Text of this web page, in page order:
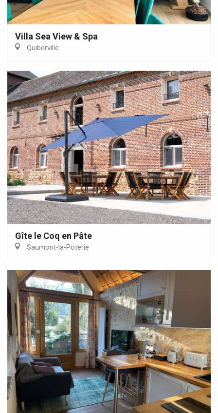
Villa Sea View & Spa
Quiberville
Gîte le Coq en Pâte
Saumont-la-Poterie